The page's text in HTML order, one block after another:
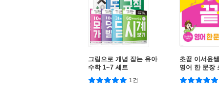
그림으로 개념 잡는 유아
수학 1~7 세트
1건
초끝 이서윤
영어 한 문장